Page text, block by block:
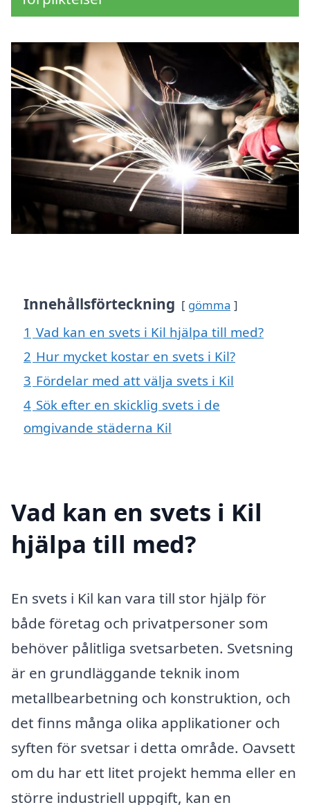
Innehållsförteckning gömma
1 Vad kan en svets i Kil hjälpa till med?
2 Hur mycket kostar en svets i Kil?
3 Fördelar med att välja svets i Kil
4 Sök efter en skicklig svets i de
omgivande städerna Kil
Vad kan en svets i Kil
hjälpa till med?
En svets i Kil kan vara till stor hjälp för
både företag och privatpersoner som
behöver pålitliga svetsarbeten. Svetsning
är en grundläggande teknik inom
metallbearbetning och konstruktion, och
det finns många olika applikationer och
syften för svetsar i detta område. Oavsett
om du har ett litet projekt hemma eller en
större industriell uppgift, kan en